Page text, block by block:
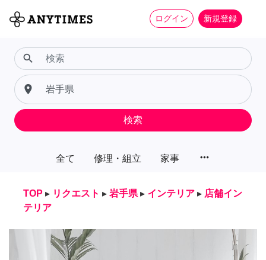
ログイン 新規登録
全て 修理・組立 家事 more_horiz
search
place
検索
TOP ▸ リクエスト ▸ 岩手県 ▸ インテリア ▸ 店舗イン
テリア